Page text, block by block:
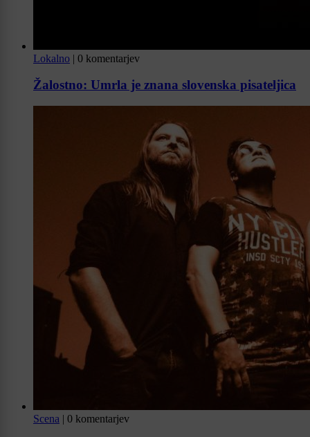
Lokalno | 0 komentarjev
Žalostno: Umrla je znana slovenska pisateljica
Scena | 0 komentarjev